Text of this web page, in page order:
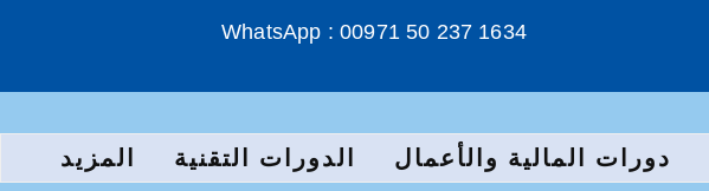
WhatsApp : 00971 50 237 1634
دورات المالية والأعمال الدورات التقنية المزيد